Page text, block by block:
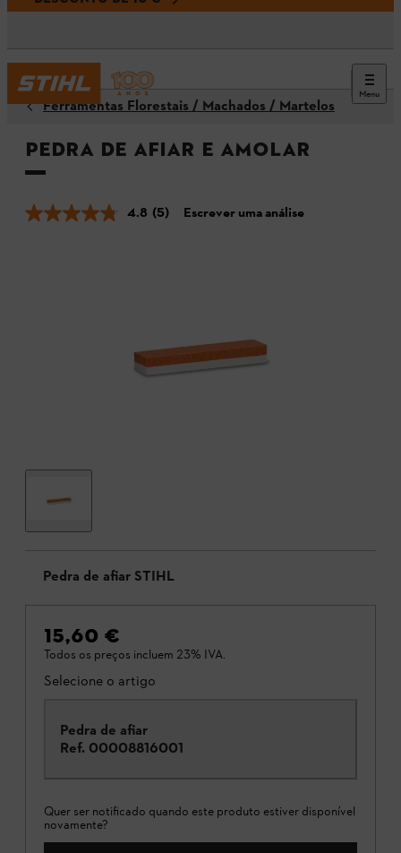
Menu
Ferramentas Florestais / Machados / Martelos
Pedra de afiar e amolar
4.8 (5) Escrever uma análise
Pedra de afiar STIHL
15,60 €
Todos os preços incluem 23% IVA.
Selecione o artigo
Pedra de afiar
Ref. 00008816001
Quer ser notificado quando este produto estiver disponível
novamente?